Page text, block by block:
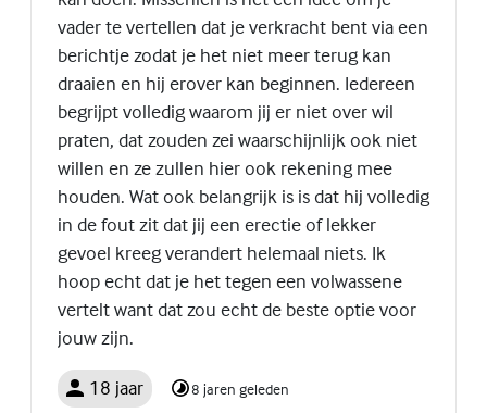
vader te vertellen dat je verkracht bent via een
berichtje zodat je het niet meer terug kan
draaien en hij erover kan beginnen. Iedereen
begrijpt volledig waarom jij er niet over wil
praten, dat zouden zei waarschijnlijk ook niet
willen en ze zullen hier ook rekening mee
houden. Wat ook belangrijk is is dat hij volledig
in de fout zit dat jij een erectie of lekker
gevoel kreeg verandert helemaal niets. Ik
hoop echt dat je het tegen een volwassene
vertelt want dat zou echt de beste optie voor
jouw zijn.
18 jaar 8 jaren geleden